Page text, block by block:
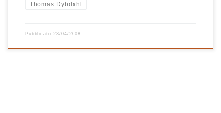
Thomas Dybdahl
Pubblicato 23/04/2008